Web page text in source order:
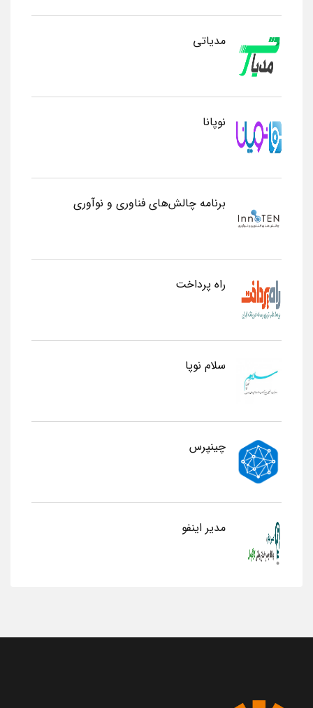
مدیاتی
نوپانا
برنامه چالش‌های فناوری و نوآوری
راه پرداخت
سلام نوپا
چینپرس
مدیر اینفو